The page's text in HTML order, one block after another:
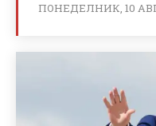
ПОНЕДЕЛНИК, 10